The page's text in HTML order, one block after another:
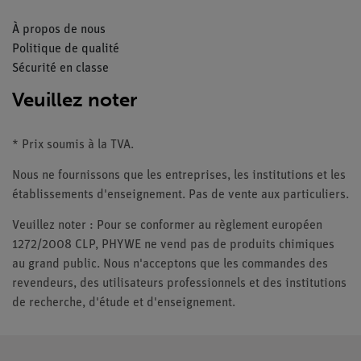
À propos de nous
Politique de qualité
Sécurité en classe
Veuillez noter
* Prix soumis à la TVA.
Nous ne fournissons que les entreprises, les institutions et les
établissements d'enseignement. Pas de vente aux particuliers.
Veuillez noter : Pour se conformer au règlement européen
1272/2008 CLP, PHYWE ne vend pas de produits chimiques
au grand public. Nous n'acceptons que les commandes des
revendeurs, des utilisateurs professionnels et des institutions
de recherche, d'étude et d'enseignement.